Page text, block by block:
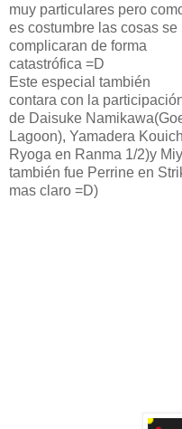
muy particulares pero
es costumbre las cosas se
complicaran de forma
catastrófica =D
Este especial también
contara con la
de Daisuke
Lagoon), Yamadera
Ryoga en Ranma 1/2)y
también fue Perrine en
mas claro =D)